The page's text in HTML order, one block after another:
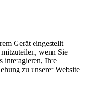
Gerät eingestellt
wenn Sie
interagieren, Ihre
zu unserer Website